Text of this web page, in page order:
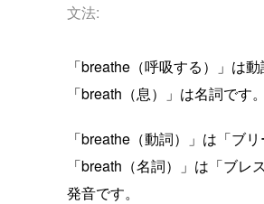
文法:
「breathe（呼吸する）」は動
「breath（息）」は名詞です。
「breathe（動詞）」は「ブリ
「breath（名詞）」は「ブレ
発音です。